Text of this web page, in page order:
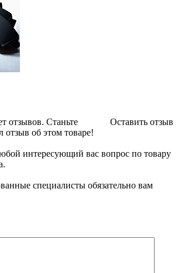
Оставить отзыв
отзывов. Станьте
отзыв об этом товаре!
интересующий вас вопрос по товару
специалисты обязательно вам